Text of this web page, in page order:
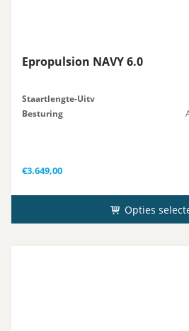
Epropulsion NAVY 6.0
Staartlengte-Uitv
Besturing
€3.649,00
Opties